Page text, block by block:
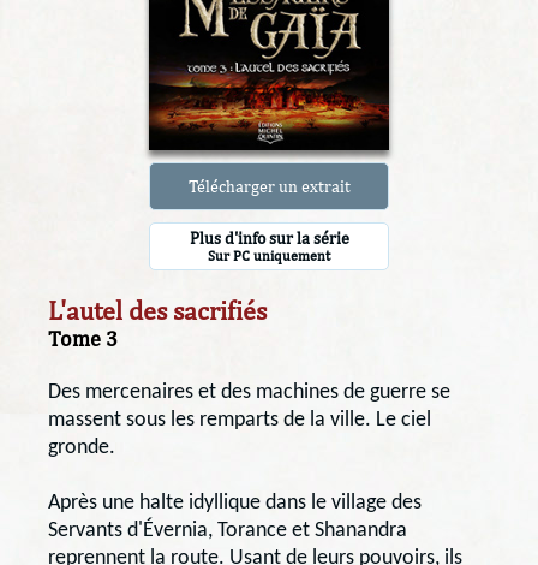
Télécharger un extrait
Plus d'info sur la série
Sur PC uniquement
L'autel des sacrifiés
Tome 3
Des mercenaires et des machines de guerre se
massent sous les remparts de la ville. Le ciel
gronde.
Après une halte idyllique dans le village des
Servants d'Évernia, Torance et Shanandra
reprennent la route. Usant de leurs pouvoirs, ils